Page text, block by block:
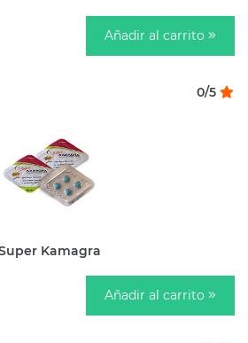
Añadir al carrito
0/5
Kamagra
Añadir al carrito